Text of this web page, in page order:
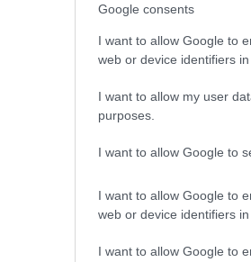
Google consents
I want to allow Google to
web or device identifiers in
I want to allow my user
purposes.
I want to allow Google to
I want to allow Google to
web or device identifiers in
I want to allow Google to